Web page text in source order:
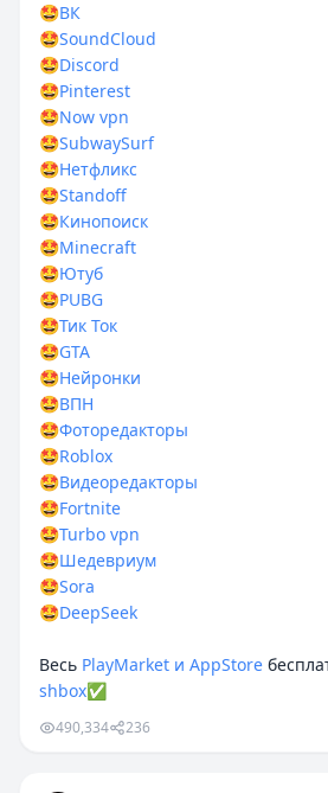
🤩ВК
🤩SoundCloud
🤩Discord
🤩Pinterest
🤩Now vpn
🤩SubwaySurf
🤩Нетфликс
🤩Standoff
🤩Кинопоиск
🤩Minecraft
🤩Ютуб
🤩PUBG
🤩Тик Ток
🤩GTA
🤩Нейронки
🤩ВПН
🤩Фоторедакторы
🤩Roblox
🤩Видеоредакторы
🤩Fortnite
🤩Turbo vpn
🤩Шедевриум
🤩Sora
🤩DeepSeek
Весь PlayMarket и AppStore
shbox✅
490,334 236